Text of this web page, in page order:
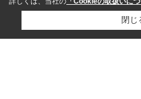
閉じ